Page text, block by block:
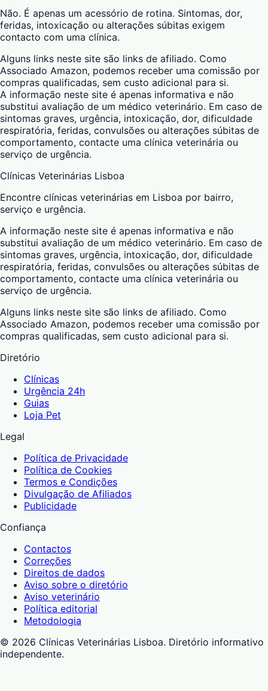
Não. É apenas um acessório de rotina. Sintomas, dor,
feridas, intoxicação ou alterações súbitas exigem
contacto com uma clínica.
Alguns links neste site são links de afiliado. Como
Associado Amazon, podemos receber uma comissão por
compras qualificadas, sem custo adicional para si.
A informação neste site é apenas informativa e não
substitui avaliação de um médico veterinário. Em caso de
sintomas graves, urgência, intoxicação, dor, dificuldade
respiratória, feridas, convulsões ou alterações súbitas de
comportamento, contacte uma clínica veterinária ou
serviço de urgência.
Clínicas Veterinárias Lisboa
Encontre clínicas veterinárias em Lisboa por bairro,
serviço e urgência.
A informação neste site é apenas informativa e não
substitui avaliação de um médico veterinário. Em caso de
sintomas graves, urgência, intoxicação, dor, dificuldade
respiratória, feridas, convulsões ou alterações súbitas de
comportamento, contacte uma clínica veterinária ou
serviço de urgência.
Alguns links neste site são links de afiliado. Como
Associado Amazon, podemos receber uma comissão por
compras qualificadas, sem custo adicional para si.
Diretório
Clínicas
Urgência 24h
Guias
Loja Pet
Legal
Política de Privacidade
Política de Cookies
Termos e Condições
Divulgação de Afiliados
Publicidade
Confiança
Contactos
Correções
Direitos de dados
Aviso sobre o diretório
Aviso veterinário
Política editorial
Metodologia
© 2026 Clínicas Veterinárias Lisboa. Diretório informativo
independente.